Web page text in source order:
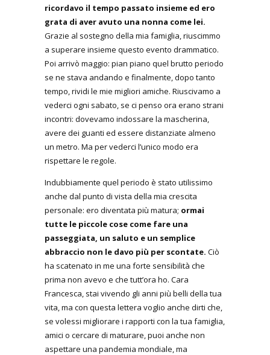
ricordavo il tempo passato insieme ed ero
grata di aver avuto una nonna come lei.
Grazie al sostegno della mia famiglia, riuscimmo
a superare insieme questo evento drammatico.
Poi arrivò maggio: pian piano quel brutto periodo
se ne stava andando e finalmente, dopo tanto
tempo, rividi le mie migliori amiche. Riuscivamo a
vederci ogni sabato, se ci penso ora erano strani
incontri: dovevamo indossare la mascherina,
avere dei guanti ed essere distanziate almeno
un metro. Ma per vederci l’unico modo era
rispettare le regole.
Indubbiamente quel periodo è stato utilissimo
anche dal punto di vista della mia crescita
personale: ero diventata più matura; ormai
tutte le piccole cose come fare una
passeggiata, un saluto e un semplice
abbraccio non le davo più per scontate. Ciò
ha scatenato in me una forte sensibilità che
prima non avevo e che tutt’ora ho. Cara
Francesca, stai vivendo gli anni più belli della tua
vita, ma con questa lettera voglio anche dirti che,
se volessi migliorare i rapporti con la tua famiglia,
amici o cercare di maturare, puoi anche non
aspettare una pandemia mondiale, ma